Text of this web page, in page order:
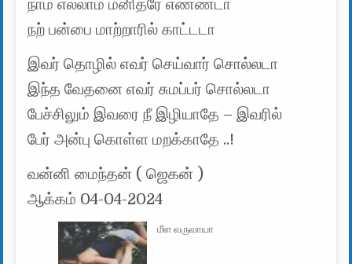
நாம் எல்லாம் மனிதரே எண்ணடா
நற் பன்பை மாற்றாரில் காட்டடா
இவர் தொழில் எவர் செய்வார் சொல்லடா
இந்த வேதனை எவர் சுமப்பர் சொல்லடா
பேச்சிலும் இவரை நீ இழியாதே – இவரில்
பேர் அன்பு கொள்ள மறக்காதே ..!
வன்னி மைந்தன் ( ஜெகன் )
ஆக்கம் 04-04-2024
மீள வருவாயா